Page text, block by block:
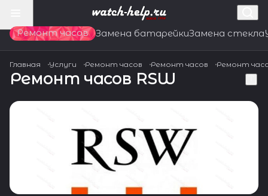
Ремонт часов Замена батарейкиЗамена стекла
Главная Услуги Ремонт часов Ремонт часов Ремонт
Ремонт часов RSW